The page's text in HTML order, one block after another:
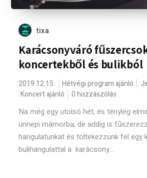
tixa
Karácsonyváró
koncertekből és bulikból
2019.12.15. Hétvégi program ajánló
Koncert ajánló
0 hozzászólás
Na még egy utolsó hét, és tényleg
ünnepi mámorba, de addig is
hangulatunkat és töltekezzünk fel egy
bulihangulattal a karácsony...